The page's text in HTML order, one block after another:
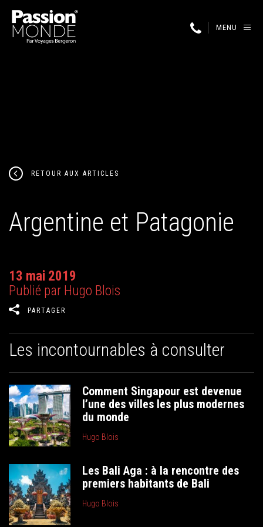
MENU
RETOUR AUX ARTICLES
Argentine et Patagonie
13 mai 2019
Publié par Hugo Blois
PARTAGER
Les incontournables à consulter
Comment Singapour est devenue
l’une des villes les plus modernes
du monde
Hugo Blois
Les Bali Aga : à la rencontre des
premiers habitants de Bali
Hugo Blois